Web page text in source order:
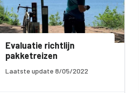
Evaluatie richtlijn
pakketreizen
Laatste update 8/05/2022